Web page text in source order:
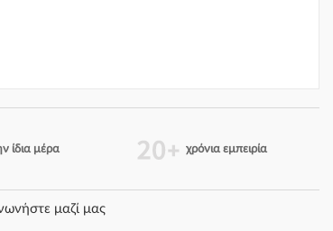
ίδια μέρα χρόνια εμπειρία
μαζί μας